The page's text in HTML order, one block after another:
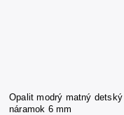
Opalit modrý matný detský
náramok 6 mm